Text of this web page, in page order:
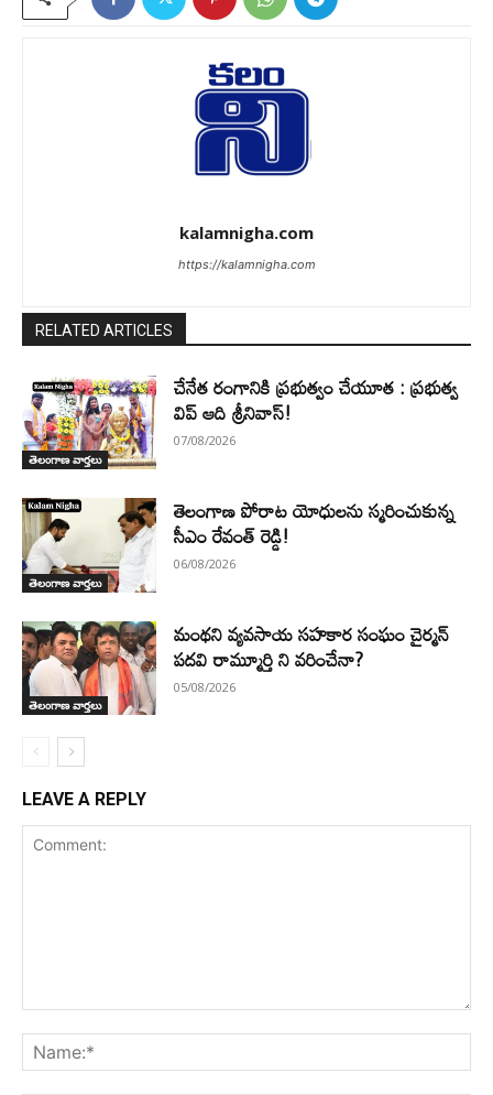
kalamnigha.com
https://kalamnigha.com
RELATED ARTICLES
తెలంగాణ వార్తలు
చేనేత రంగానికి ప్రభుత్వం చేయూత : ప్రభుత్వ
విప్ ఆది శ్రీనివాస్!
07/08/2026
తెలంగాణ వార్తలు
తెలంగాణ పోరాట యోధులను స్మరించుకున్న
సీఎం రేవంత్ రెడ్డి!
06/08/2026
తెలంగాణ వార్తలు
మంథని వ్యవసాయ సహకార సంఘం చైర్మన్
పదవి రామ్మూర్తి ని వరించేనా?
05/08/2026
LEAVE A REPLY